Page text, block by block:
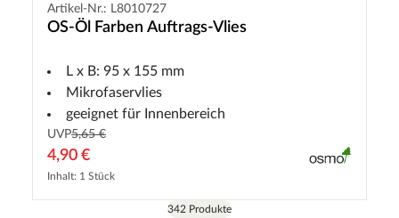
Artikel-Nr.: L8010727
OS-Öl Farben Auftrags-Vlies
L x B: 95 x 155 mm
Mikrofaservlies
geeignet für Innenbereich
UVP5,65 €
4,90 €
Inhalt: 1 Stück
342 Produkte